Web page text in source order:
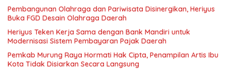
Pembangunan Olahraga dan Pariwisata Disinergikan, Heriyus
Buka FGD Desain Olahraga Daerah
Heriyus Teken Kerja Sama dengan Bank Mandiri untuk
Modernisasi Sistem Pembayaran Pajak Daerah
Pemkab Murung Raya Hormati Hak Cipta, Penampilan Artis Ibu
Kota Tidak Disiarkan Secara Langsung